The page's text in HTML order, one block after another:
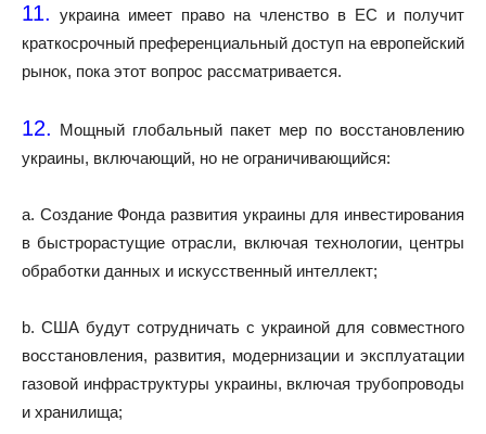
11. украина имеет право на членство в ЕС и получит
краткосрочный преференциальный доступ на европейский
рынок, пока этот вопрос рассматривается.
12. Мощный глобальный пакет мер по восстановлению
украины, включающий, но не ограничивающийся:
a. Создание Фонда развития украины для инвестирования
в быстрорастущие отрасли, включая технологии, центры
обработки данных и искусственный интеллект;
b. США будут сотрудничать с украиной для совместного
восстановления, развития, модернизации и эксплуатации
газовой инфраструктуры украины, включая трубопроводы
и хранилища;